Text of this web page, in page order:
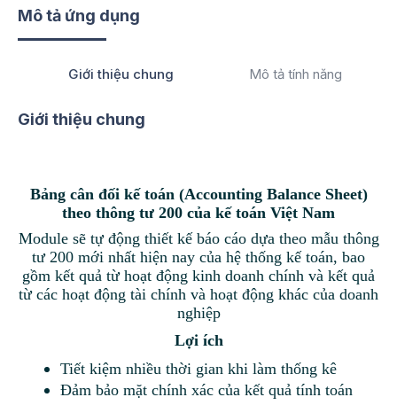
Mô tả ứng dụng
Giới thiệu chung Mô tả tính năng
Giới thiệu chung
Bảng cân đối kế toán (Accounting Balance Sheet)
theo thông tư 200 của kế toán Việt Nam
Module sẽ tự động thiết kế báo cáo dựa theo mẫu thông
tư 200 mới nhất hiện nay của hệ thống kế toán, bao
gồm kết quả từ hoạt động kinh doanh chính và kết quả
từ các hoạt động tài chính và hoạt động khác của doanh
nghiệp
Lợi ích
Tiết kiệm nhiều thời gian khi làm thống kê
Đảm bảo mặt chính xác của kết quả tính toán